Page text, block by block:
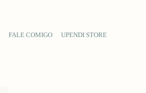
FALE COMIGO UPENDI STORE